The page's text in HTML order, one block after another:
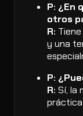
P: ¿En
otros
R:
y una
P:
R: Sí, la